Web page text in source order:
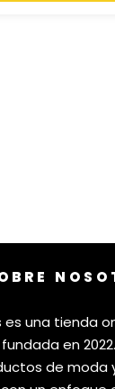
es una tienda
en
de moda